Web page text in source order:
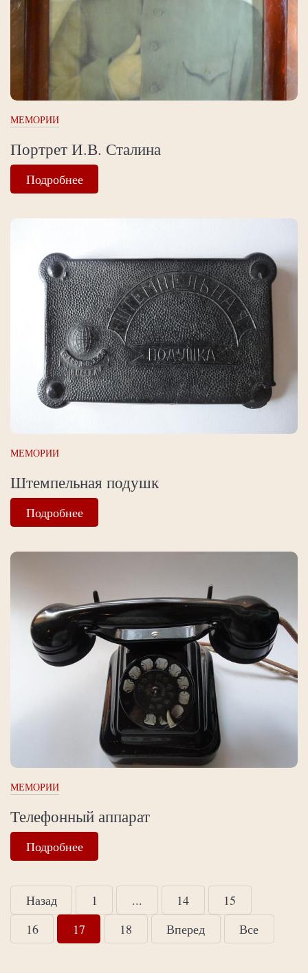
МЕМОРИИ
Портрет И.В. Сталина
Подробнее
МЕМОРИИ
Штемпельная подушк
Подробнее
МЕМОРИИ
Телефонный аппарат
Подробнее
Назад 1 ... 14
15
16
17 18 Вперед Все